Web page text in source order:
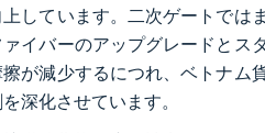
上しています。二次ゲートでは
ァイバーのアップグレードとス
擦が減少するにつれ、ベトナム
深化させています。